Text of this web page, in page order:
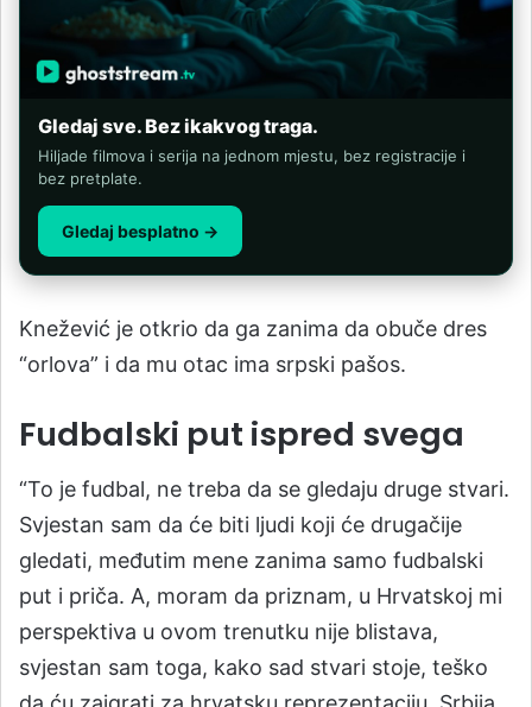
Gledaj sve. Bez ikakvog traga.
Hiljade filmova i serija na jednom mjestu, bez registracije i
bez pretplate.
Gledaj besplatno →
Knežević je otkrio da ga zanima da obuče dres
“orlova” i da mu otac ima srpski pašos.
Fudbalski put ispred svega
“To je fudbal, ne treba da se gledaju druge stvari.
Svjestan sam da će biti ljudi koji će drugačije
gledati, međutim mene zanima samo fudbalski
put i priča. A, moram da priznam, u Hrvatskoj mi
perspektiva u ovom trenutku nije blistava,
svjestan sam toga, kako sad stvari stoje, teško